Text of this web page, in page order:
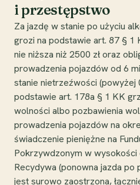
i przestępstwo
Za jazdę w stanie po użyciu
grozi na podstawie art. 87 § 1
nie niższa niż 2500 zł oraz
prowadzenia pojazdów od 6
stanie nietrzeźwości (powyżej
podstawie art. 178a § 1 KK
wolności albo pozbawienia
prowadzenia pojazdów na
świadczenie pieniężne na
Pokrzywdzonym w wysokości
Recydywa (ponowna jazda po
jest surowo zaostrzona,